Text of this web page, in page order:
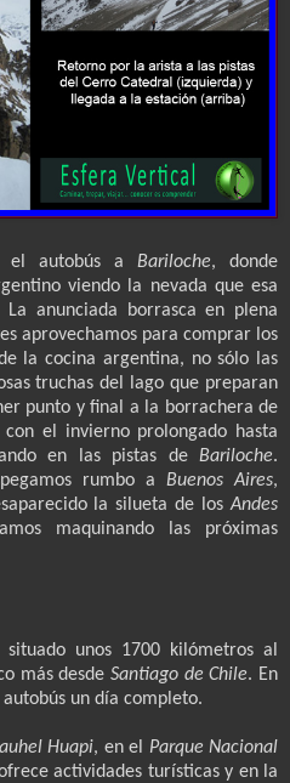
el autobús a Bariloche, donde
viendo la nevada que esa
anunciada borrasca en plena
aprovechamos para comprar los
la cocina argentina, no sólo las
truchas del lago que preparan
punto y final a la borrachera de
el invierno prolongado hasta
en las pistas de Bariloche.
rumbo a Buenos Aires,
la silueta de losAndes
maquinando las próximas
situado unos 1700 kilómetros al
más desdeSantiago de Chile. En
un día completo.
Huapi, en el Parque Nacional
actividades turísticas y en la